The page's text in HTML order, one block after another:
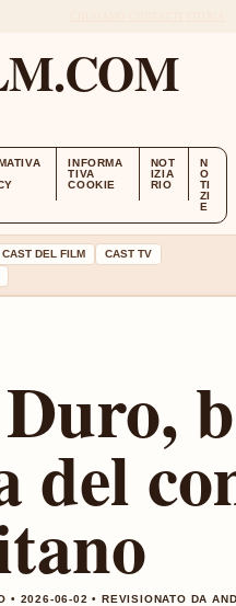
INFORMA
TIVA
COOKIE
NOT
IZIA
RIO
N
O
TI
ZI
E
CAST DEL FILM
CAST TV
del
• 2026-06-02 • REVISIONATO DA